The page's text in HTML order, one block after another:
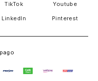
TikTok Youtube
LinkedIn Pinterest